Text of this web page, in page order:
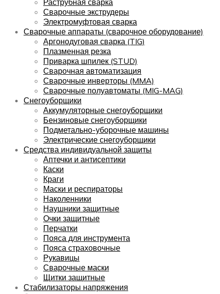
Сварочные экструдеры
Электромуфтовая сварка
Сварочные аппараты (сварочное оборудование)
Аргонодуговая сварка (TIG)
Плазменная резка
Приварка шпилек (STUD)
Сварочная автоматизация
Сварочные инверторы (MMA)
Сварочные полуавтоматы (MIG-MAG)
Снегоуборщики
Аккумуляторные снегоуборщики
Бензиновые снегоуборщики
Подметально-уборочные машины
Электрические снегоуборщики
Средства индивидуальной защиты
Аптечки и антисептики
Каски
Краги
Маски и респираторы
Наколенники
Наушники защитные
Очки защитные
Перчатки
Пояса для инструмента
Пояса страховочные
Рукавицы
Сварочные маски
Щитки защитные
Стабилизаторы напряжения